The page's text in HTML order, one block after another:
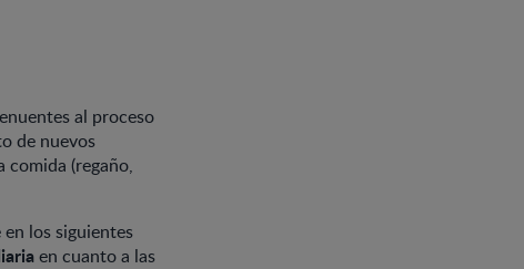
al proceso
de nuevos
comida (regaño,
los siguientes
en cuanto a las